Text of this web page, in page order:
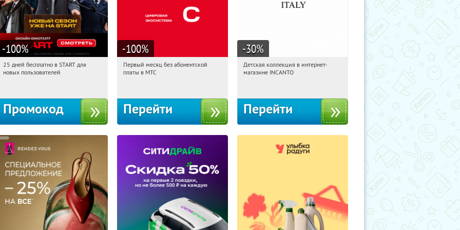
-100%
19:47:29
Получи первым!
25 дней бесплатно в START для
новых пользователей
Промокод
-100%
19:47:29
Получи первым!
Первый месяц без абонентской
платы в МТС
Перейти
-30%
19:47:29
Получи первым!
Детская коллекция в интернет-
магазине INCANTO
Перейти